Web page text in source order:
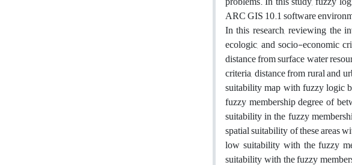
ARC GIS 10.1 software
In this research, reviewing the
ecologic, and socio-economic
distance from surface water
criteria, distance from rural and
suitability map with fuzzy logic
fuzzy membership degree of
suitability in the fuzzy
spatial suitability of these areas
low suitability with the fuzzy
suitability with the fuzzy